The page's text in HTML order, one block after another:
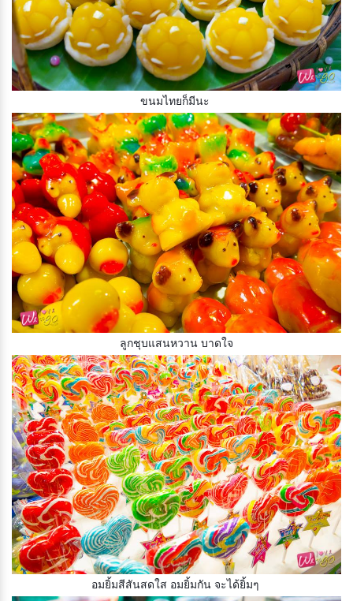
ขนมไทยก็มีนะ
ลูกชุบแสนหวาน บาดใจ
อมยิ้มสีสันสดใส อมยิ้มกัน จะได้ยิ้มๆ